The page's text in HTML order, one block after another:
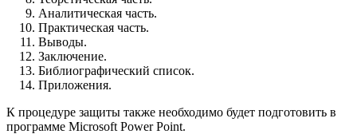
Аналитическая часть.
Практическая часть.
Выводы.
Заключение.
Библиографический список.
Приложения.
К процедуре защиты также необходимо будет подготовить в
программе Microsoft Power Point.